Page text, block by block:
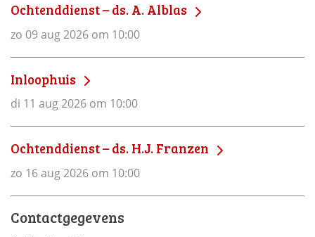
Ochtenddienst – ds. A. Alblas
zo 09 aug 2026 om 10:00
Inloophuis
di 11 aug 2026 om 10:00
Ochtenddienst – ds. H.J. Franzen
zo 16 aug 2026 om 10:00
Contactgegevens